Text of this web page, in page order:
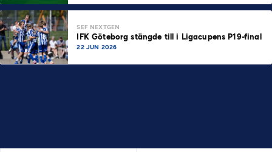
SEF NEXTGEN
IFK Göteborg stängde till i Ligacupens P19-final
22 JUN 2026